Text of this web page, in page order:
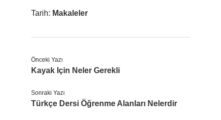
Tarih: Makaleler
Önceki Yazı
Kayak Için Neler Gerekli
Sonraki Yazı
Türkçe Dersi Öğrenme Alanları Nelerdir